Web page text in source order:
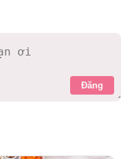
Đăng